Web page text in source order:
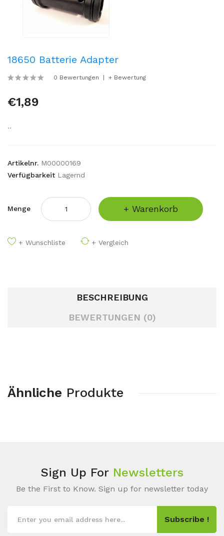
18650 Batterie Adapter
0 Bewertungen + Bewertung
€1,89
..
Artikelnr. M00000169
Verfügbarkeit Lagernd
Menge + Warenkorb
+ Wunschliste + Vergleich
BESCHREIBUNG
BEWERTUNGEN (0)
Ähnliche Produkte
Sign Up For Newsletters
Be the First to Know. Sign up for newsletter today
Subscribe !